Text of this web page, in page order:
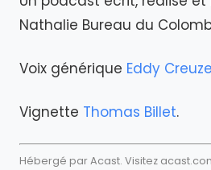
Nathalie Bureau du
Voix générique Eddy
Vignette Thomas Billet.
Hébergé par Acast. Visitez